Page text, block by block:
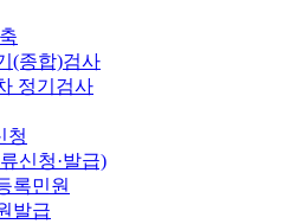
(종합)검사
정기검사
청
신청·발급)
록민원
발급